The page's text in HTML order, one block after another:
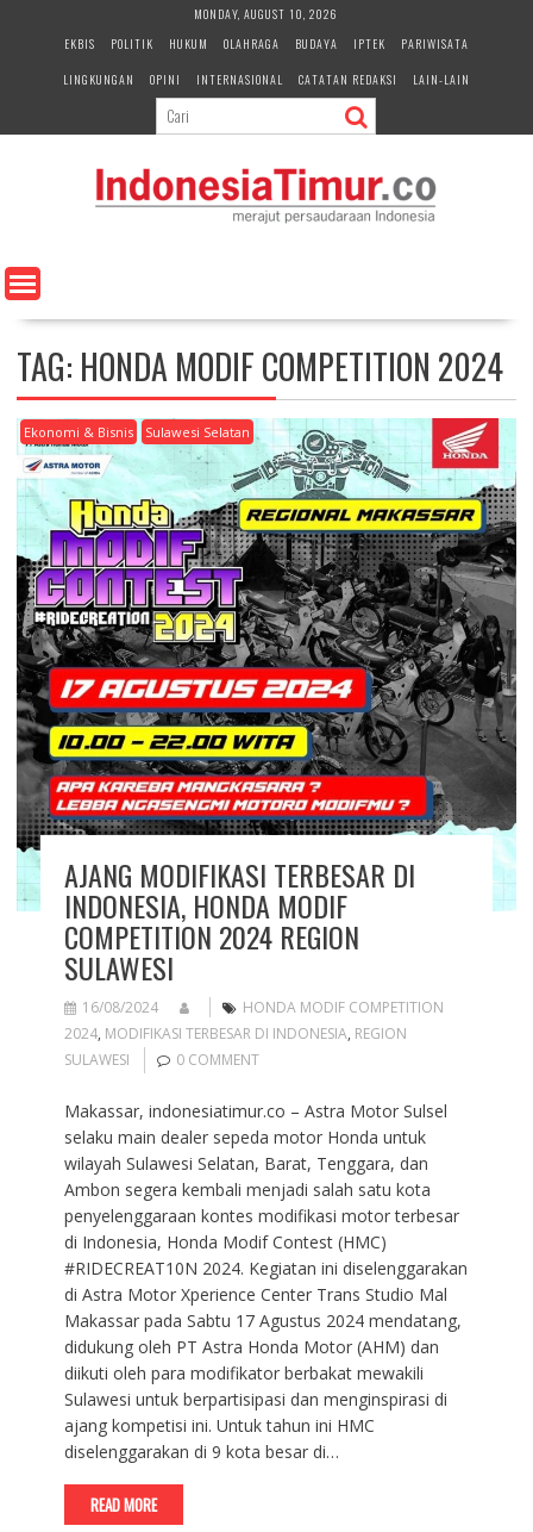
e
n
MONDAY, AUGUST 10, 2026
EKBIS
POLITIK HUKUM OLAHRAGA BUDAYA IPTEK
PARIWISATA
LINGKUNGAN
OPINI INTERNASIONAL CATATAN REDAKSI LAIN-LAIN
TAG: HONDA MODIF COMPETITION 2024
Ekonomi & Bisnis Sulawesi Selatan
AJANG MODIFIKASI TERBESAR DI
INDONESIA, HONDA MODIF
COMPETITION 2024 REGION
SULAWESI
16/08/2024
HONDA MODIF COMPETITION
2024, MODIFIKASI TERBESAR DI INDONESIA, REGION
SULAWESI
0 COMMENT
Makassar, indonesiatimur.co – Astra Motor Sulsel
selaku main dealer sepeda motor Honda untuk
wilayah Sulawesi Selatan, Barat, Tenggara, dan
Ambon segera kembali menjadi salah satu kota
penyelenggaraan kontes modifikasi motor terbesar
di Indonesia, Honda Modif Contest (HMC)
#RIDECREAT10N 2024. Kegiatan ini diselenggarakan
di Astra Motor Xperience Center Trans Studio Mal
Makassar pada Sabtu 17 Agustus 2024 mendatang,
didukung oleh PT Astra Honda Motor (AHM) dan
diikuti oleh para modifikator berbakat mewakili
Sulawesi untuk berpartisipasi dan menginspirasi di
ajang kompetisi ini. Untuk tahun ini HMC
diselenggarakan di 9 kota besar di…
READ MORE